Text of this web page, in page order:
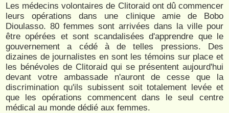
Les médecins volontaires de Clitoraid ont dû commencer
leurs opérations dans une clinique amie de Bobo
Dioulasso. 80 femmes sont arrivées dans la ville pour
être opérées et sont scandalisées d'apprendre que le
gouvernement a cédé à de telles pressions. Des
dizaines de journalistes en sont les témoins sur place et
les bénévoles de Clitoraid qui se présentent aujourd'hui
devant votre ambassade n'auront de cesse que la
discrimination qu'ils subissent soit totalement levée et
que les opérations commencent dans le seul centre
médical au monde dédié aux femmes.